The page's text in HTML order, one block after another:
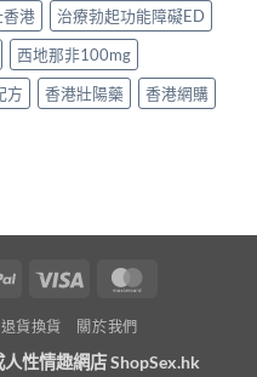
香港
治療勃起功能障礙ED
西地那非100mg
方 香港壯陽藥 香港網購
PayPal Visa
退貨換貨 關於我們
性情趣網店 ShopSex.hk